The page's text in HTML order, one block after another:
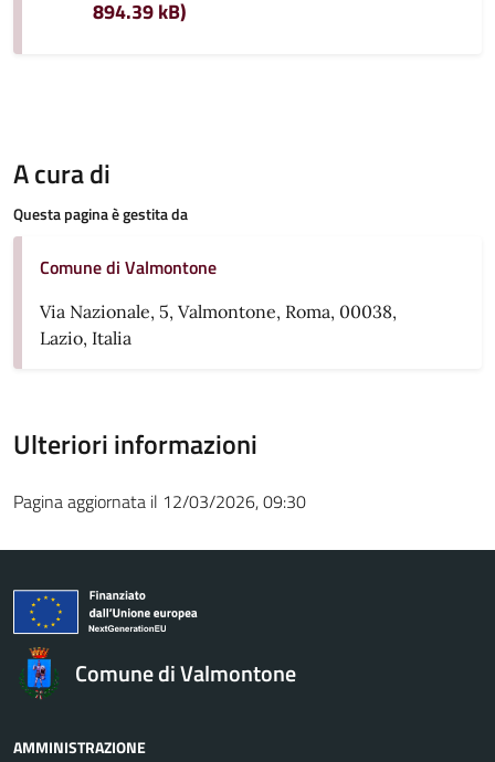
894.39 kB)
A cura di
Questa pagina è gestita da
Comune di Valmontone
Via Nazionale, 5, Valmontone, Roma, 00038,
Lazio, Italia
Ulteriori informazioni
Pagina aggiornata il 12/03/2026, 09:30
Comune di Valmontone
AMMINISTRAZIONE